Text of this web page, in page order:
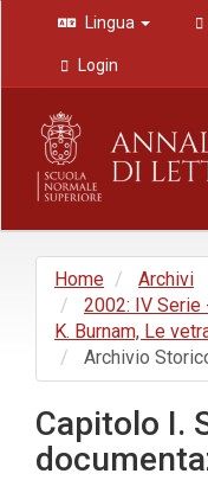
Navigazione
principale
Contenuto
principale
Barra
laterale
Lingua
Login
Home
Archivi
2002: IV Serie
K. Burnam, Le
Archivio
Capitolo I.